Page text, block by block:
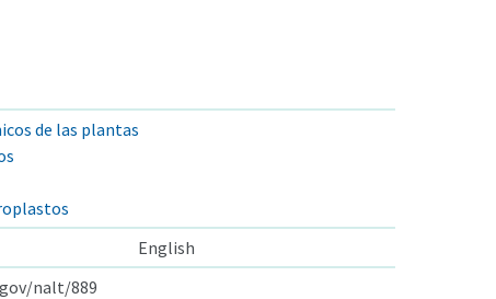
de las plantas
English
nalt/889